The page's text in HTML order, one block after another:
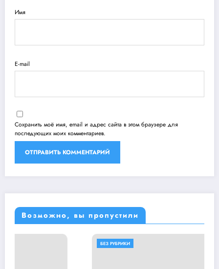
Имя
E-mail
Сохранить моё имя, email и адрес сайта в этом браузере для
последующих моих комментариев.
Возможно, вы пропустили